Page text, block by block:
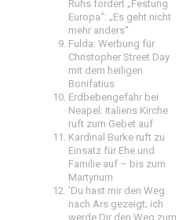
Ruhs fordert „Festung
Europa“: „Es geht nicht
mehr anders“
Fulda: Werbung für
Christopher Street Day
mit dem heiligen
Bonifatius
Erdbebengefahr bei
Neapel: Italiens Kirche
ruft zum Gebet auf
Kardinal Burke ruft zu
Einsatz für Ehe und
Familie auf – bis zum
Martyrium
'Du hast mir den Weg
nach Ars gezeigt; ich
werde Dir den Weg zum